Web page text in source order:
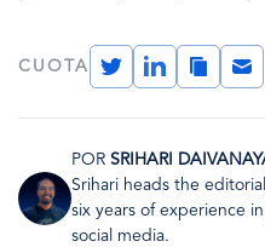
CUOTA
TwitterLinkedInCopy
Link
Email
Imagen
PORSRIHARI
Srihari heads the
six years of experience
social media.